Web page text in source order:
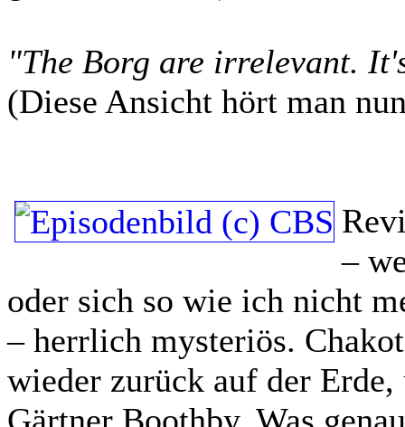
"The Borg are irrelevant.
(Diese Ansicht hört man
–
oder sich so wie ich nicht
– herrlich mysteriös.
wieder zurück auf der